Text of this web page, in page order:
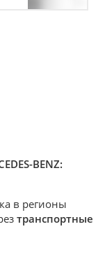
BENZ:
в регионы
транспортные